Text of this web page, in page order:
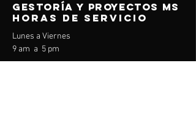
gestoría y proyectos ms
horas de servicio
Lunes a Viernes
9 am a 5 pm